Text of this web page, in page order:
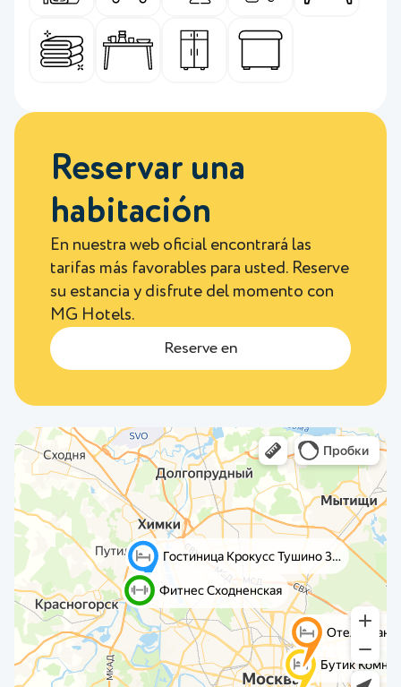
Reservar una
habitación
En nuestra web oficial encontrará las
tarifas más favorables para usted. Reserve
su estancia y disfrute del momento con
MG Hotels.
Reserve en